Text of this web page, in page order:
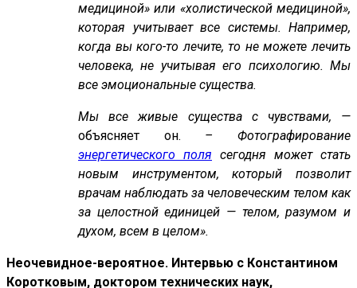
медициной» или «холистической медициной»,
которая учитывает все системы. Например,
когда вы кого-то лечите, то не можете лечить
человека, не учитывая его психологию. Мы
все эмоциональные существа.
Мы все живые существа с чувствами, —
объясняет он. – Фотографирование
энергетического поля сегодня может стать
новым инструментом, который позволит
врачам наблюдать за человеческим телом как
за целостной единицей — телом, разумом и
духом, всем в целом».
Неочевидное-вероятное. Интервью с Константином
Коротковым, доктором технических наук,